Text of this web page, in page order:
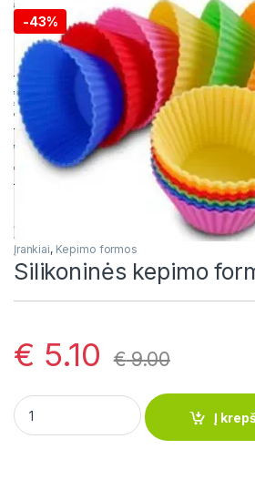
-43%
Įrankiai, Kepimo formos
Silikoninės kepimo
€ 5.10 €9.00
Silikoninės kepimo formelės 12 vnt.
Į